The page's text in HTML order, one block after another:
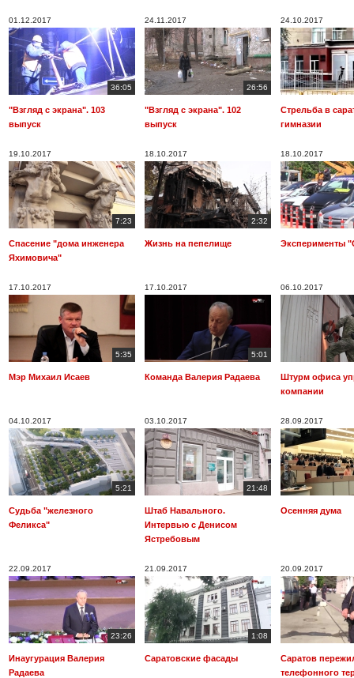
01.12.2017
36:05
"Взгляд с экрана". 103
выпуск
24.11.2017
26:56
"Взгляд с экрана". 102
выпуск
24.10.2017
Стрельба в
гимназии
19.10.2017
7:23
Спасение "дома инженера
Яхимовича"
18.10.2017
2:32
Жизнь на пепелище
18.10.2017
Эксперименты
17.10.2017
5:35
Мэр Михаил Исаев
17.10.2017
5:01
Команда Валерия Радаева
06.10.2017
Штурм офиса
компании
04.10.2017
5:21
Судьба "железного
Феликса"
03.10.2017
21:48
Штаб Навального.
Интервью с Денисом
Ястребовым
28.09.2017
Осенняя дума
22.09.2017
23:26
Инаугурация Валерия
Радаева
21.09.2017
1:08
Саратовские фасады
20.09.2017
Саратов
телефонного